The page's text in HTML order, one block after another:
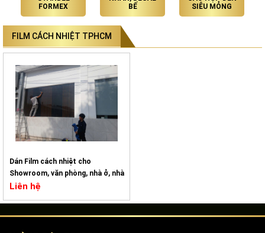
FORMEX
BẾ
SIÊU MỎNG
FILM CÁCH NHIỆT TPHCM
Dán Film cách nhiệt cho
Showroom, văn phòng, nhà ở, nhà
hàng
Liên hệ